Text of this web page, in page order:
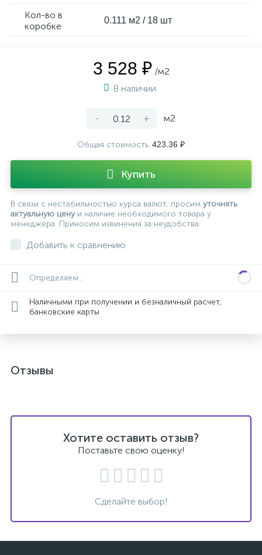
Кол-во в
коробке
0.111 м2 / 18 шт
3 528 ₽ /м2
В наличии
- + м2
Общая стоимость 423.36 ₽
Купить
В связи с нестабильностью курса валют, просим уточнять
актуальную ценуи наличие необходимого товара у
менеджера. Приносим извинения за неудобства.
Добавить к сравнению
Определяем...
Наличными при получении и безналичный расчет,
банковские карты
Отзывы
Хотите оставить отзыв?
Поставьте свою оценку!
Сделайте выбор!